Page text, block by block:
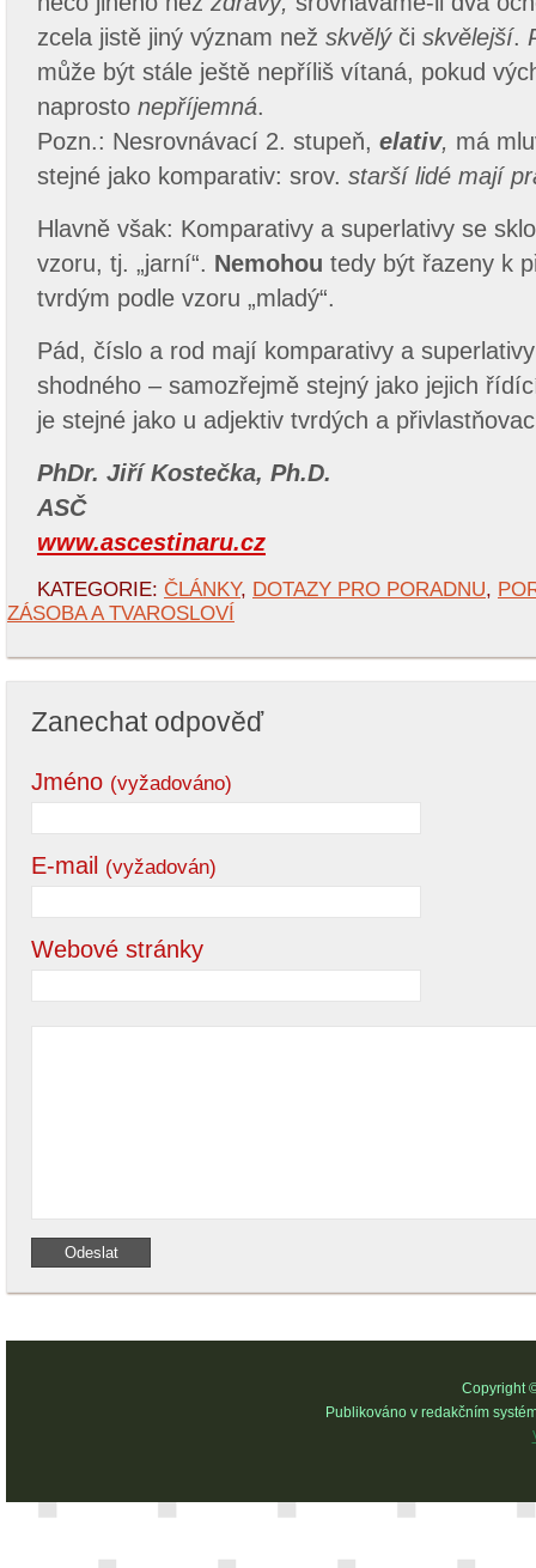
zcela jistě jiný význam než skvělý či skvělejší.
může být stále ještě nepříliš vítaná, pokud
naprosto nepříjemná.
Pozn.: Nesrovnávací 2. stupeň, elativ, má
stejné jako komparativ: srov. starší lidé mají
Hlavně však: Komparativy a superlativy se
vzoru, tj. „jarní“. Nemohou tedy být řazeny k
tvrdým podle vzoru „mladý“.
Pád, číslo a rod mají komparativy a
shodného – samozřejmě stejný jako jejich
je stejné jako u adjektiv tvrdých a
PhDr. Jiří Kostečka, Ph.D.
ASČ
www.ascestinaru.cz
KATEGORIE: ČLÁNKY, DOTAZY PRO PORADNU,
ZÁSOBA A TVAROSLOVÍ
Zanechat odpověď
Jméno (vyžadováno)
E-mail (vyžadován)
Webové stránky
Copyright
Publikováno v redakčním